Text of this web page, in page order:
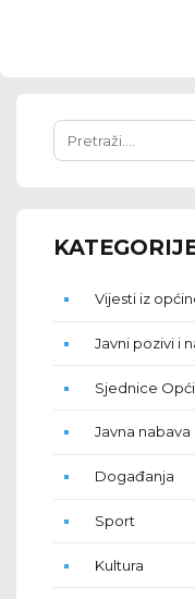
Vijesti iz
Javni pozivi i
Sjednice
Javna nabava
Događanja
Sport
Kultura